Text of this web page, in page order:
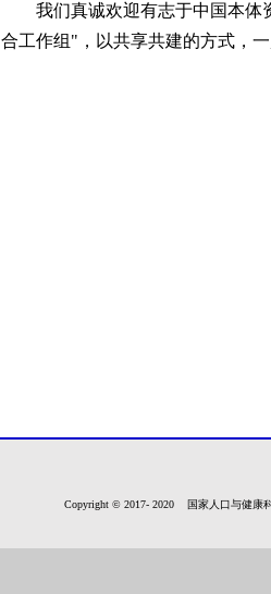
我们真诚欢迎有志于中国本体
合工作组"，以共享共建的方式，
Copyright © 2017- 2020 国家人口与健